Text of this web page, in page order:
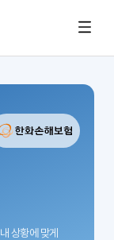
내 상황에 맞게